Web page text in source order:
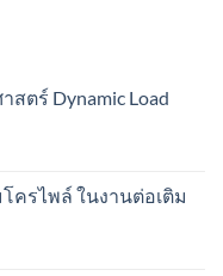
ตร์ Dynamic Load
ครไพล์ ในงานต่อเติม